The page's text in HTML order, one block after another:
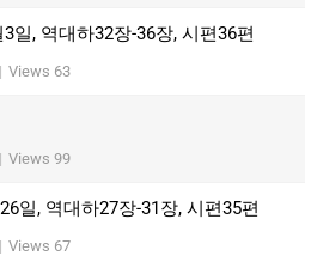
일, 역대하32장-36장, 시편36편
| Views 63
| Views 99
일, 역대하27장-31장, 시편35편
| Views 67